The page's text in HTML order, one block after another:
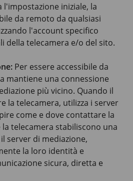
iniziale, la
da remoto da qualsiasi
l'account specifico
della telecamera e/o del sito.
Per essere accessibile da
mantiene una connessione
più vicino. Quando il
la telecamera, utilizza i server
come e dove contattare la
telecamera stabiliscono una
server di mediazione,
la loro identità e
sicura, diretta e